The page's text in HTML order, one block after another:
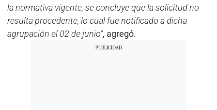
la normativa vigente, se concluye que la solicitud no
resulta procedente, lo cual fue notificado a dicha
agrupación el 02 de junio”, agregó.